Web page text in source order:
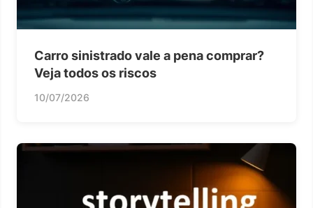
Carro sinistrado vale a pena comprar?
Veja todos os riscos
10/07/2026